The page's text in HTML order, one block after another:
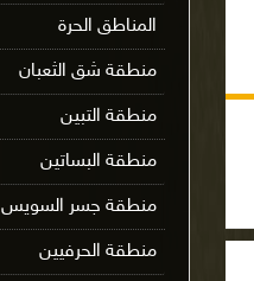
المناطق الحرة
منطقة شق الثعبان
منطقة التبين
منطقة البساتين
منطقة جسر السويس
منطقة الحرفيين